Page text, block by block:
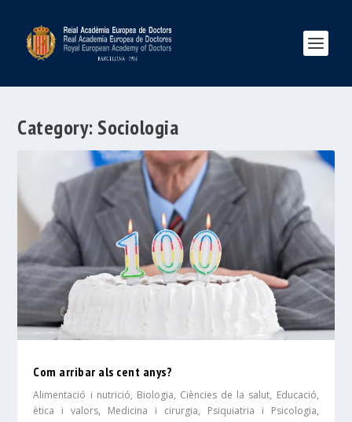
Category:Sociologia
Com arribar als cent anys?
Alimentació i nutrició, Biologia, Ciències de la salut, Educació,
ètica i valors, Medicina i cirurgia, Psiquiatria i Psicologia,